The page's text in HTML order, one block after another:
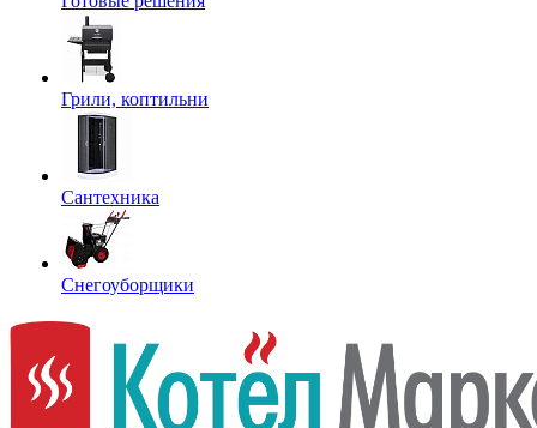
Грили, коптильни
Сантехника
Снегоуборщики